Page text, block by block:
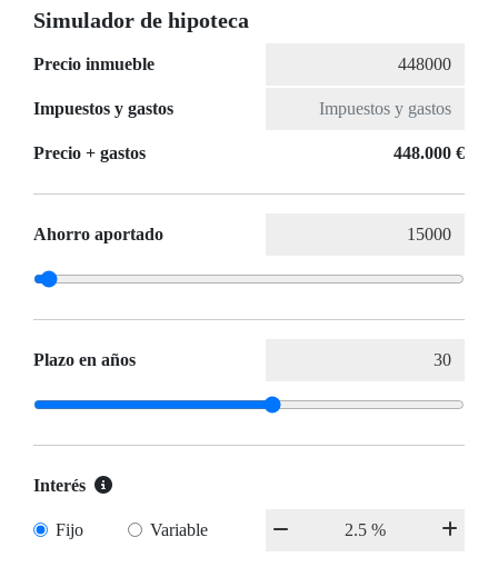
Simulador de hipoteca
Precio inmueble
Impuestos y gastos
Precio + gastos 448.000 €
Ahorro aportado
Plazo en años
Interés
Fijo Variable